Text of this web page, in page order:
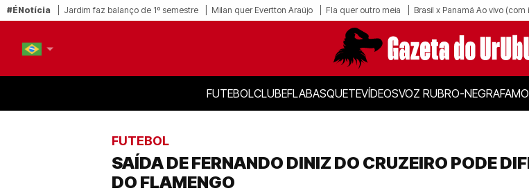
#ÉNotícia Jardim faz balanço de 1º semestre Milan quer Evertton Araújo Fla quer outro meia Brasil x Panamá Ao vivo (com
FUTEBOLCLUBEFLABASQUETEVÍDEOSVOZ RUBRO-NEGRA
FUTEBOL
SAÍDA DE FERNANDO DINIZ DO CRUZEIRO PODE
DO FLAMENGO